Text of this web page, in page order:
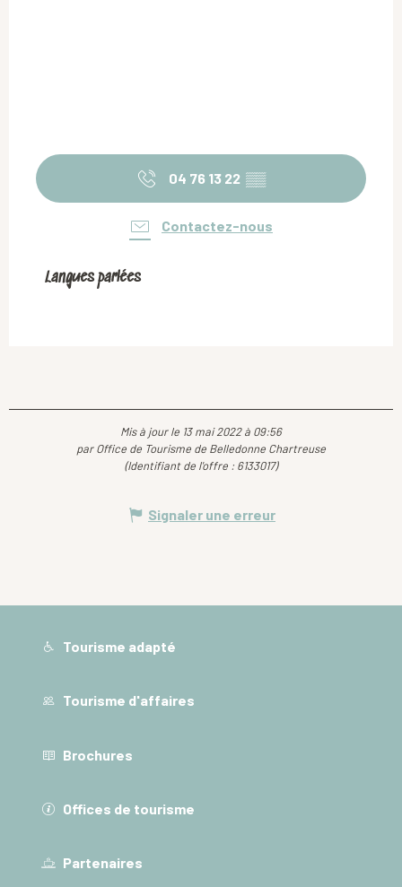
04 76 13 22 ▒▒
Contactez-nous
Langues parlées
Langues parlées
Mis à jour le 13 mai 2022 à 09:56
par Office de Tourisme de Belledonne Chartreuse
(Identifiant de l'offre : 6133017)
Signaler une erreur
Tourisme adapté
Tourisme d'affaires
Brochures
Offices de tourisme
Partenaires